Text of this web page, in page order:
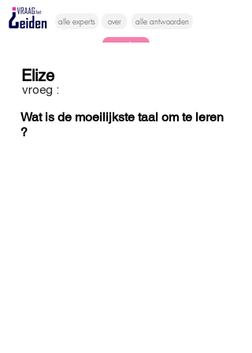
alle experts over alle antwoorden
vragen lessen
Elize
vroeg :
Wat is de moeilijkste taal om te leren
?